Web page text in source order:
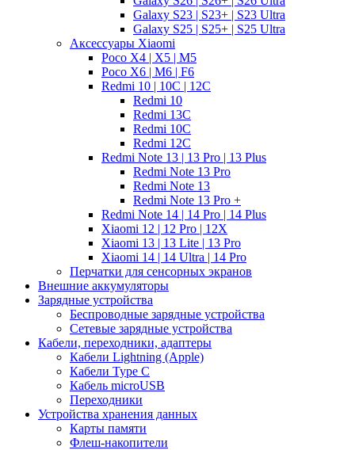
Galaxy S23 | S23+ | S23 Ultra
Galaxy S25 | S25+ | S25 Ultra
Аксессуары Xiaomi
Poco X4 | X5 | M5
Poco X6 | M6 | F6
Redmi 10 | 10C | 12C
Redmi 10
Redmi 13C
Redmi 10C
Redmi 12C
Redmi Note 13 | 13 Pro | 13 Plus
Redmi Note 13 Pro
Redmi Note 13
Redmi Note 13 Pro +
Redmi Note 14 | 14 Pro | 14 Plus
Xiaomi 12 | 12 Pro | 12X
Xiaomi 13 | 13 Lite | 13 Pro
Xiaomi 14 | 14 Ultra | 14 Pro
Перчатки для сенсорных экранов
Внешние аккумуляторы
Зарядные устройства
Беспроводные зарядные устройства
Сетевые зарядные устройства
Кабели, переходники, адаптеры
Кабели Lightning (Apple)
Кабели Type C
Кабель microUSB
Переходники
Устройства хранения данных
Карты памяти
Флеш-накопители